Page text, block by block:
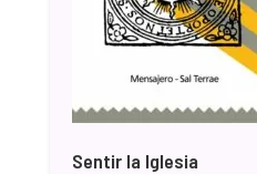
Sentir la Iglesia